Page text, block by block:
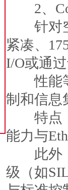
2、
针对空
紧凑、
I/O或通
性能等
制和信息
特点：
能力与
此外，
级（如